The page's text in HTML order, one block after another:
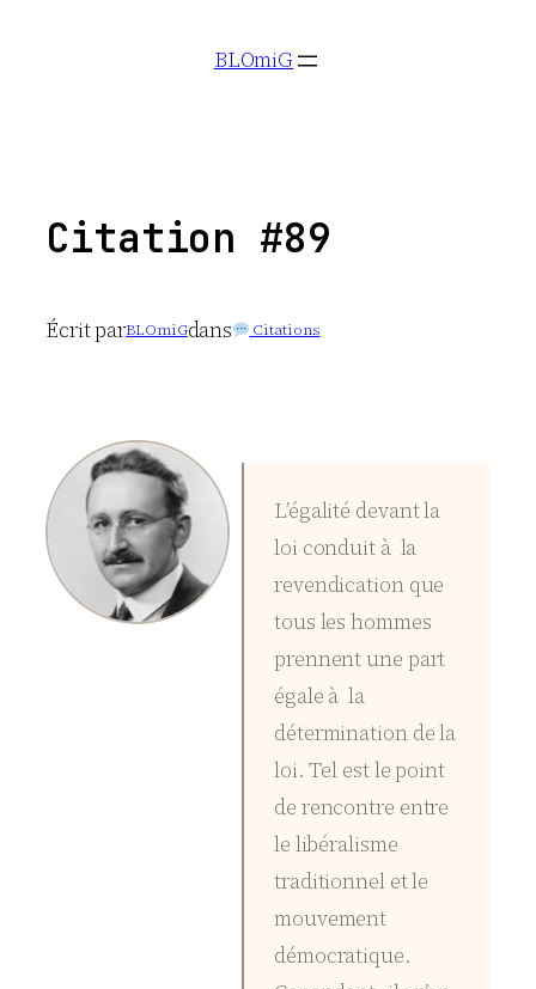
BLOmiG
Citation #89
Écrit parBLOmiGdans Citations
L’égalité devant la
loi conduit à la
revendication que
tous les hommes
prennent une part
égale à la
détermination de la
loi. Tel est le point
de rencontre entre
le libéralisme
traditionnel et le
mouvement
démocratique.